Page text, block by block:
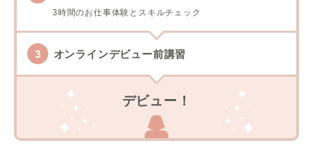
3時間のお仕事体験とスキルチェック
オンラインデビュー前講習
デビュー！